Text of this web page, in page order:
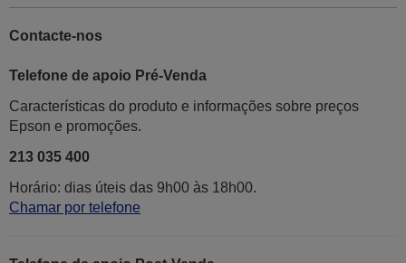
Contacte-nos
Telefone de apoio Pré-Venda
Características do produto e informações sobre preços
Epson e promoções.
213 035 400
Horário: dias úteis das 9h00 às 18h00.
Chamar por telefone